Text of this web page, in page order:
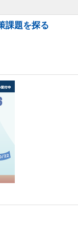
課題を探る